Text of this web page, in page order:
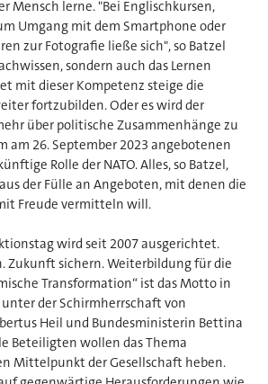
Mensch lerne. "Bei Englischkursen,
Umgang mit dem Smartphone oder
zur Fotografie ließe sich", so Batzel
sondern auch das Lernen
mit dieser Kompetenz steige die
fortzubilden. Oder es wird der
über politische Zusammenhänge zu
am 26. September 2023 angebotenen
Rolle der NATO. Alles, so Batzel,
der Fülle an Angeboten, mit denen die
Freude vermitteln will.
wird seit 2007 ausgerichtet.
Zukunft sichern. Weiterbildung für die
Transformation“ ist das Motto in
unter der Schirmherrschaft von
Heil und Bundesministerin Bettina
Beteiligten wollen das Thema
Mittelpunkt der Gesellschaft heben.